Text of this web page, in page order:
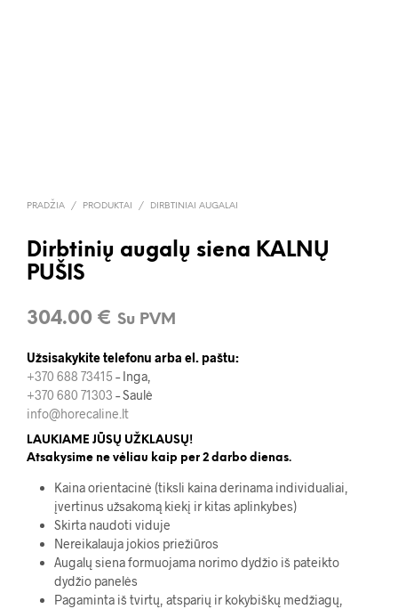
PRADŽIA / PRODUKTAI / DIRBTINIAI AUGALAI
Dirbtinių augalų siena KALNŲ
PUŠIS
304.00 € Su PVM
Užsisakykite telefonu arba el. paštu:
+370 688 73415 – Inga,
+370 680 71303 – Saulė
info@horecaline.lt
LAUKIAME JŪSŲ UŽKLAUSŲ!
Atsakysime ne vėliau kaip per 2 darbo dienas.
Kaina orientacinė (tiksli kaina derinama individualiai,
įvertinus užsakomą kiekį ir kitas aplinkybes)
Skirta naudoti viduje
Nereikalauja jokios priežiūros
Augalų siena formuojama norimo dydžio iš pateikto
dydžio panelės
Pagaminta iš tvirtų, atsparių ir kokybiškų medžiagų,